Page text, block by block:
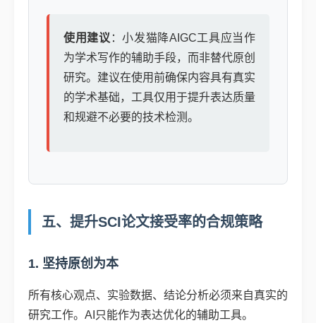
使用建议 ：小发猫降AIGC工具应当作
为学术写作的辅助手段，而非替代原创
研究。建议在使用前确保内容具有真实
的学术基础，工具仅用于提升表达质量
和规避不必要的技术检测。
五、提升SCI论文接受率的合规策略
1. 坚持原创为本
所有核心观点、实验数据、结论分析必须来自真实的
研究工作。AI只能作为表达优化的辅助工具。